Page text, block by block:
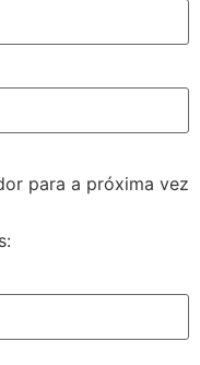
para a próxima vez